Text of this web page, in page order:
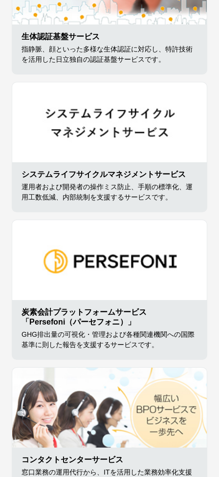
生体認証基盤サービス
指静脈、顔といった多様な生体認証に対応し、特許技術
を活用した日立独自の認証基盤サービスです。
システムライフサイクルマネジメントサービス
運用者および開発者の操作ミス防止、手順の標準化、運
用工数低減、内部統制を支援するサービスです。
炭素会計プラットフォームサービス
「Persefoni（パーセフォニ）」
GHG排出量の可視化・管理および各種関連機関への国際
基準に則した報告を支援するサービスです。
コンタクトセンターサービス
窓口業務の運用代行から、ITを活用した業務効率化支援